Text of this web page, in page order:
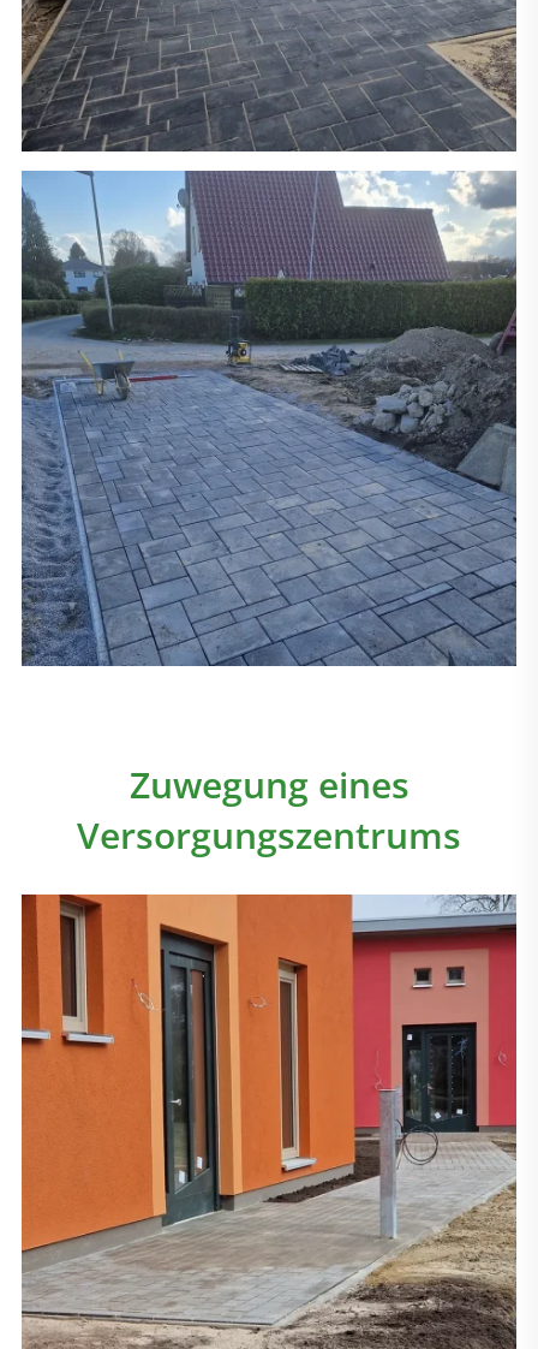
Zuwegung eines
Versorgungszentrums